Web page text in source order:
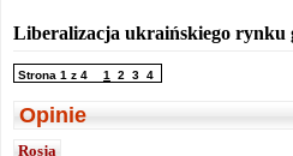
Liberalizacja ukraińskiego rynku
Strona 1 z 4 1 2 3 4
Opinie
Rosja